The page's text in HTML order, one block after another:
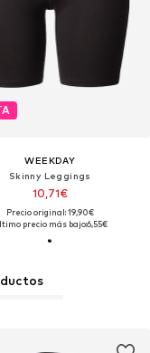
WEEKDAY
Skinny Leggings
10,71€
Precio original: 19,90€
precio más bajo:6,55€